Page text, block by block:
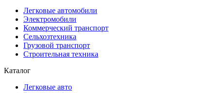
Легковые автомобили
Электромобили
Коммерческий транспорт
Сельхозтехника
Грузовой транспорт
Строительная техника
Каталог
Легковые авто